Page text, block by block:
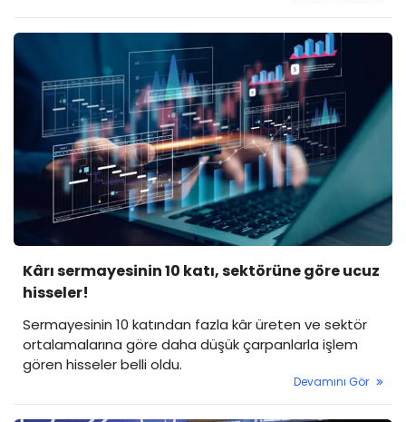
Kârı sermayesinin 10 katı, sektörüne göre ucuz
hisseler!
Sermayesinin 10 katından fazla kâr üreten ve sektör
ortalamalarına göre daha düşük çarpanlarla işlem
gören hisseler belli oldu.
Devamını Gör